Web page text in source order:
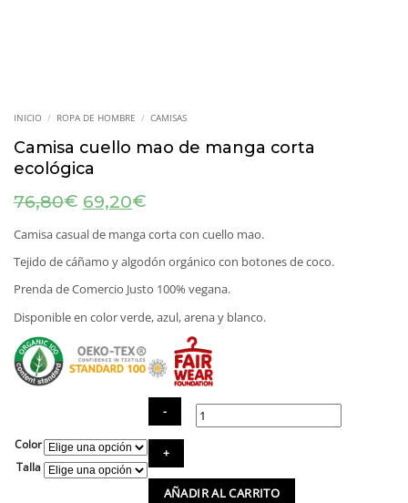
INICIO / ROPA DE HOMBRE / CAMISAS
Camisa cuello mao de manga corta
ecológica
76,80€ El
precio
original
era:
76,80€.
69,20€
actual
es:
69,20€.
Camisa casual de manga corta con cuello mao.
Tejido de cáñamo y algodón orgánico con botones de coco.
Prenda de Comercio Justo 100% vegana.
Disponible en color verde, azul, arena y blanco.
Color
Talla
mao
AÑADIR AL CARRITO